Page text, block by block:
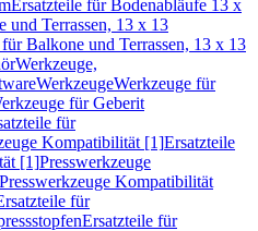
Ersatzteile für Bodenabläufe 13 x
und Terrassen, 13 x 13
Balkone und Terrassen, 13 x 13
Werkzeuge,
WerkzeugeWerkzeuge für
für Geberit
für
Kompatibilität [1]Ersatzteile
[1]Presswerkzeuge
Kompatibilität
für
Ersatzteile für